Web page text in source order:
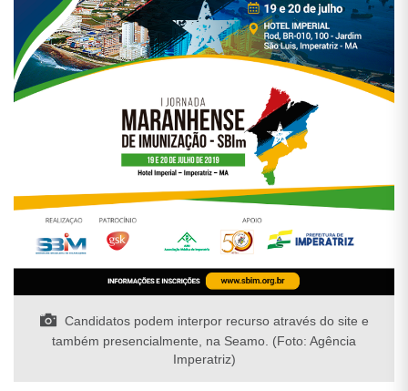
Candidatos podem interpor recurso através do site e
também presencialmente, na Seamo. (Foto: Agência
Imperatriz)